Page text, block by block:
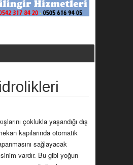
çoklukla yaşandığı dış
kapılarında otomatik
sağlayacak
vardır. Bu gibi yoğun